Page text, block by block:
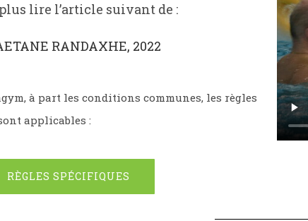
lire l’article suivant de :
RANDAXHE, 2022
à part les conditions communes, les règles
applicables :
RÈGLES SPÉCIFIQUES